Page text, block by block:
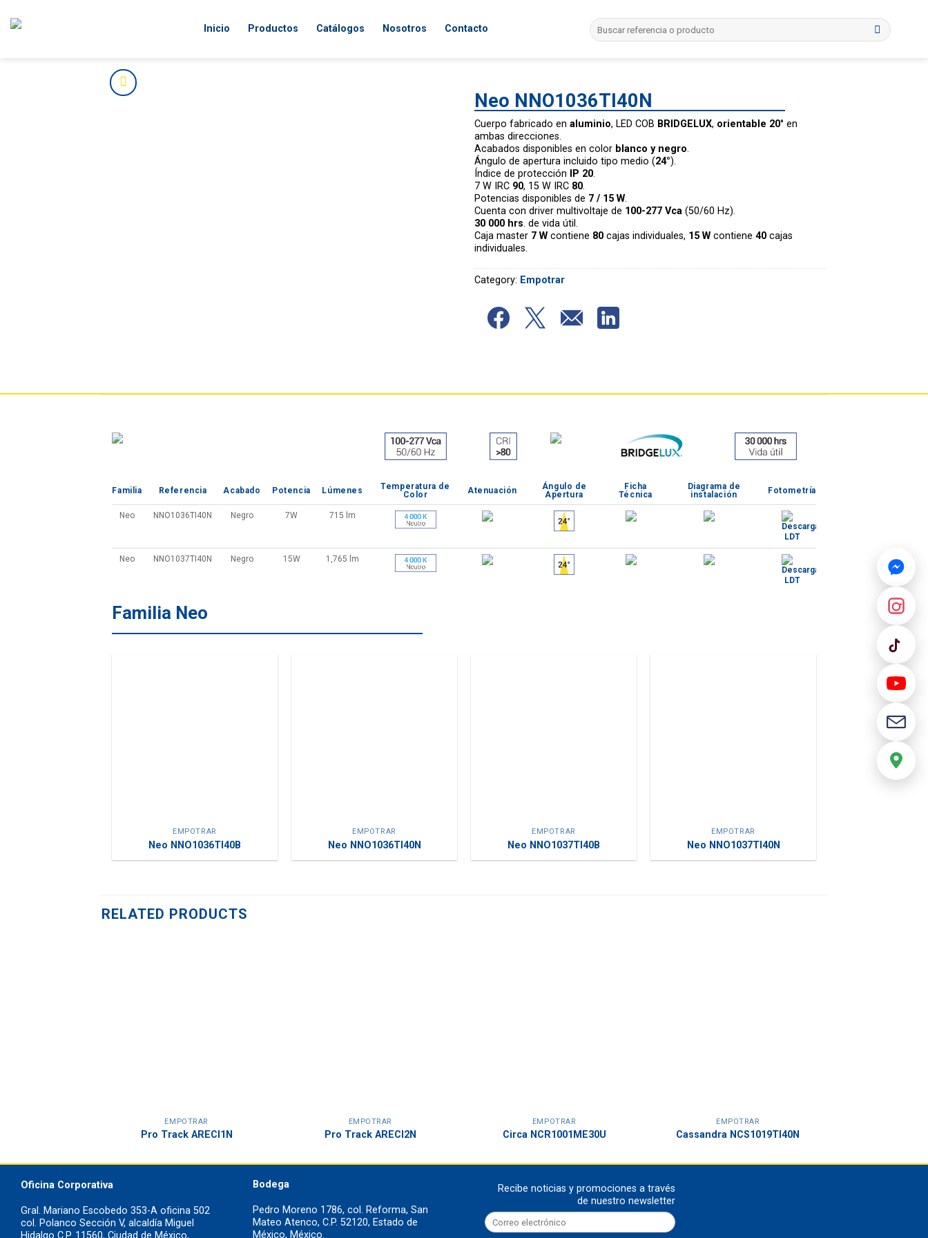
Inicio Productos Catálogos Nosotros Contacto
Search
for:
Neo NNO1036TI40N
Cuerpo fabricado en aluminio, LED COB BRIDGELUX, orientable 20° en
ambas direcciones.
Acabados disponibles en color blanco y negro.
Ángulo de apertura incluido tipo medio (24°).
Índice de protección IP 20.
7 W IRC 90, 15 W IRC 80.
Potencias disponibles de 7 / 15 W.
Cuenta con driver multivoltaje de 100-277 Vca (50/60 Hz).
30 000 hrs. de vida útil.
Caja master 7 W contiene 80 cajas individuales, 15 W contiene 40 cajas
individuales.
Category: Empotrar
Familia Referencia Acabado Potencia Lúmenes
Temperatura de
Color
Atenuación
Ángulo de
Apertura
Ficha
Técnica
Diagrama de
instalación
Fotometría
Neo NNO1036TI40N Negro 7W 715 lm
Neo NNO1037TI40N Negro 15W 1,765 lm
Familia Neo
EMPOTRAR
Neo NNO1036TI40B
EMPOTRAR
Neo NNO1036TI40N
EMPOTRAR
Neo NNO1037TI40B
EMPOTRAR
Neo NNO1037TI40N
RELATED PRODUCTS
EMPOTRAR
Pro Track ARECI1N
EMPOTRAR
Pro Track ARECI2N
EMPOTRAR
Circa NCR1001ME30U
EMPOTRAR
Cassandra NCS1019TI40N
Oficina Corporativa
Gral. Mariano Escobedo 353-A oficina 502
col. Polanco Sección V, alcaldía Miguel
Hidalgo C.P. 11560, Ciudad de México,
Bodega
Pedro Moreno 1786, col. Reforma, San
Mateo Atenco, C.P. 52120, Estado de
México, México.
Recibe noticias y promociones a través
de nuestro newsletter